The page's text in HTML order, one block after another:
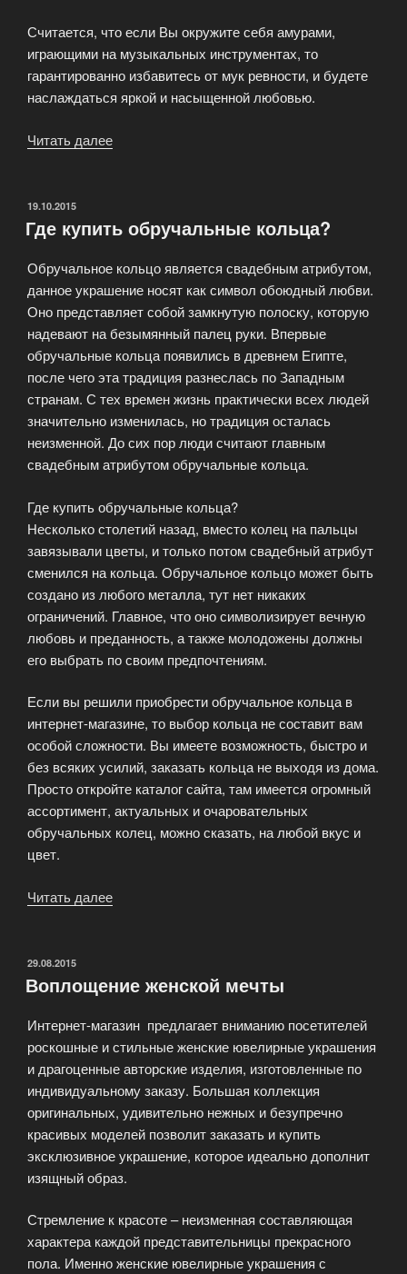
Считается, что если Вы окружите себя амурами,
играющими на музыкальных инструментах, то
гарантированно избавитесь от мук ревности, и будете
наслаждаться яркой и насыщенной любовью.
Читать далее
ОПУБЛИКОВАНО
19.10.2015
Где купить обручальные кольца?
Обручальное кольцо является свадебным атрибутом,
данное украшение носят как символ обоюдный любви.
Оно представляет собой замкнутую полоску, которую
надевают на безымянный палец руки. Впервые
обручальные кольца появились в древнем Египте,
после чего эта традиция разнеслась по Западным
странам. С тех времен жизнь практически всех людей
значительно изменилась, но традиция осталась
неизменной. До сих пор люди считают главным
свадебным атрибутом обручальные кольца.
Где купить обручальные кольца?
Несколько столетий назад, вместо колец на пальцы
завязывали цветы, и только потом свадебный атрибут
сменился на кольца. Обручальное кольцо может быть
создано из любого металла, тут нет никаких
ограничений. Главное, что оно символизирует вечную
любовь и преданность, а также молодожены должны
его выбрать по своим предпочтениям.
Если вы решили приобрести обручальное кольца в
интернет-магазине, то выбор кольца не составит вам
особой сложности. Вы имеете возможность, быстро и
без всяких усилий, заказать кольца не выходя из дома.
Просто откройте каталог сайта, там имеется огромный
ассортимент, актуальных и очаровательных
обручальных колец, можно сказать, на любой вкус и
цвет.
Читать далее
ОПУБЛИКОВАНО
29.08.2015
Воплощение женской мечты
Интернет-магазин предлагает вниманию посетителей
роскошные и стильные женские ювелирные украшения
и драгоценные авторские изделия, изготовленные по
индивидуальному заказу. Большая коллекция
оригинальных, удивительно нежных и безупречно
красивых моделей позволит заказать и купить
эксклюзивное украшение, которое идеально дополнит
изящный образ.
Стремление к красоте – неизменная составляющая
характера каждой представительницы прекрасного
пола. Именно женские ювелирные украшения с